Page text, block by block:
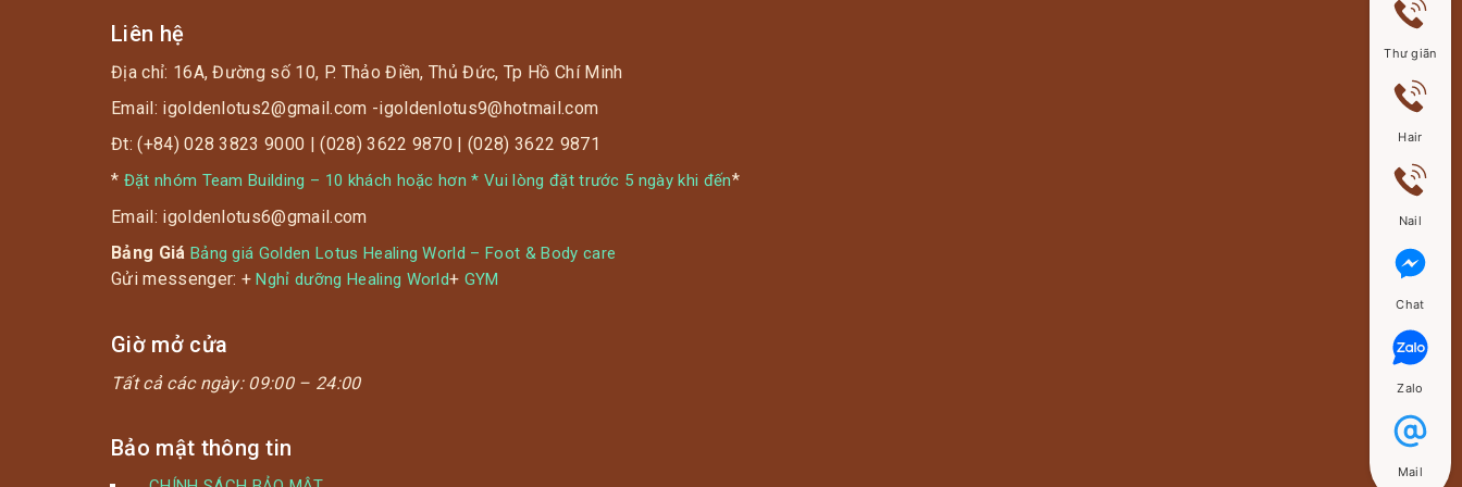
Liên hệ
Địa chỉ: 16A, Đường số 10, P. Thảo Điền, Thủ Đức, Tp Hồ Chí Minh
Email: igoldenlotus2@gmail.com -igoldenlotus9@hotmail.com
Đt: (+84) 028 3823 9000 | (028) 3622 9870 | (028) 3622 9871
* Đặt nhóm Team Building – 10 khách hoặc hơn * Vui lòng đặt trước 5 ngày khi đến*
Email: igoldenlotus6@gmail.com
Bảng Giá Bảng giá Golden Lotus Healing World – Foot & Body care
Gửi messenger: +Nghỉ dưỡng Healing World+ GYM
Giờ mở cửa
Tất cả các ngày: 09:00 – 24:00
Bảo mật thông tin
Thư giãn
Hair
Nail
Chat
Zalo
Mail